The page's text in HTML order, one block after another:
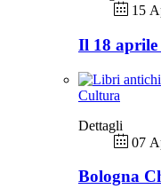
15
Il 18 aprile
Cultura
Dettagli
07
Bologna